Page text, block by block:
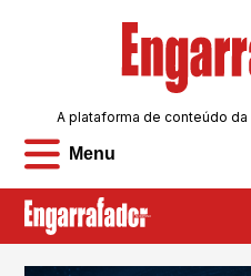
Menu
A plataforma de conteúdo da